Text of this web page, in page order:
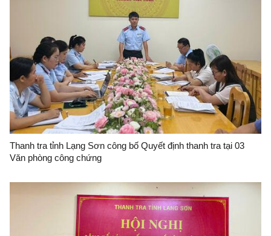
Thanh tra tỉnh Lạng Sơn công bố Quyết định thanh tra tại 03
Văn phòng công chứng